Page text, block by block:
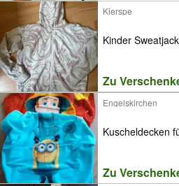
Kierspe
Kinder
Zu
Engelskirchen
Kuscheldecken
Zu